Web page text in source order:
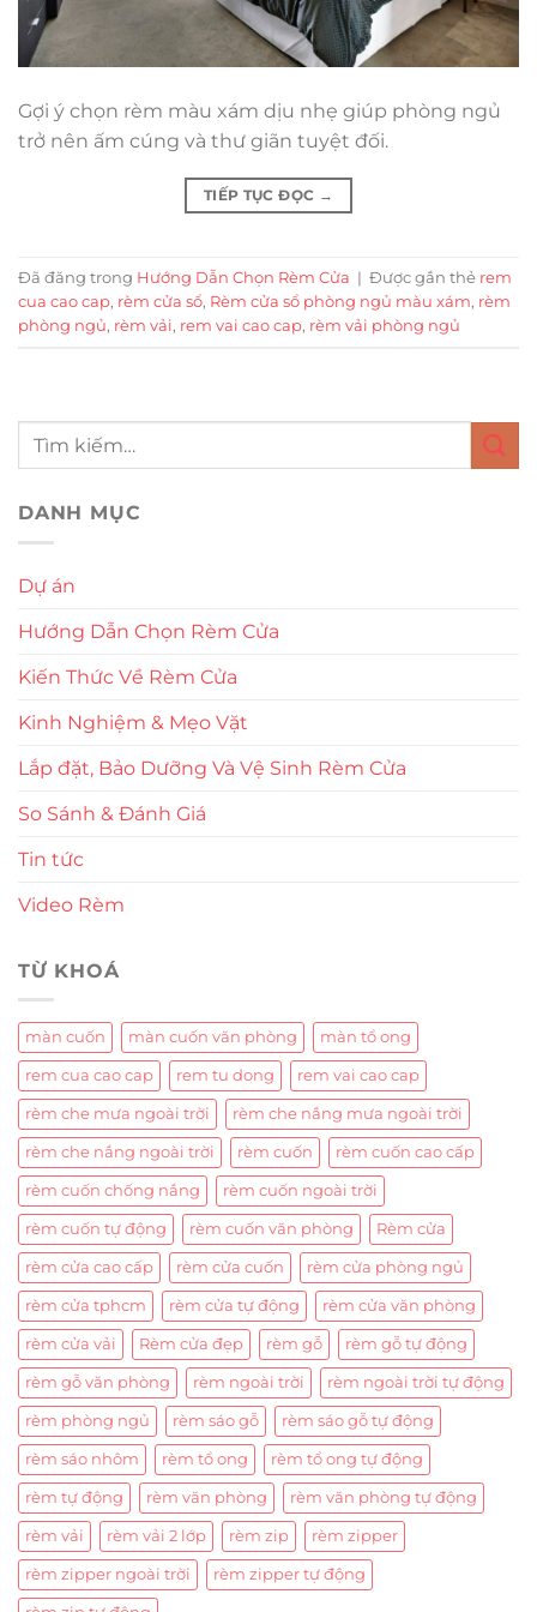
Gợi ý chọn rèm màu xám dịu nhẹ giúp phòng ngủ
trở nên ấm cúng và thư giãn tuyệt đối.
TIẾP TỤC ĐỌC →
Đã đăng trong Hướng Dẫn Chọn Rèm Cửa | Được gắn thẻ rem
cua cao cap, rèm cửa sổ, Rèm cửa sổ phòng ngủ màu xám, rèm
phòng ngủ, rèm vải, rem vai cao cap, rèm vải phòng ngủ
DANH MỤC
Dự án
Hướng Dẫn Chọn Rèm Cửa
Kiến Thức Về Rèm Cửa
Kinh Nghiệm & Mẹo Vặt
Lắp đặt, Bảo Dưỡng Và Vệ Sinh Rèm Cửa
So Sánh & Đánh Giá
Tin tức
Video Rèm
TỪ KHOÁ
màn cuốn màn cuốn văn phòng màn tổ ong
rem cua cao cap rem tu dong rem vai cao cap
rèm che mưa ngoài trời rèm che nắng mưa ngoài trời
rèm che nắng ngoài trời rèm cuốn rèm cuốn cao cấp
rèm cuốn chống nắng rèm cuốn ngoài trời
rèm cuốn tự động rèm cuốn văn phòng Rèm cửa
rèm cửa cao cấp rèm cửa cuốn rèm cửa phòng ngủ
rèm cửa tphcm rèm cửa tự động rèm cửa văn phòng
rèm cửa vải Rèm cửa đẹp rèm gỗ rèm gỗ tự động
rèm gỗ văn phòng rèm ngoài trời rèm ngoài trời tự động
rèm phòng ngủ rèm sáo gỗ rèm sáo gỗ tự động
rèm sáo nhôm rèm tổ ong rèm tổ ong tự động
rèm tự động rèm văn phòng rèm văn phòng tự động
rèm vải rèm vải 2 lớp rèm zip rèm zipper
rèm zipper ngoài trời rèm zipper tự động